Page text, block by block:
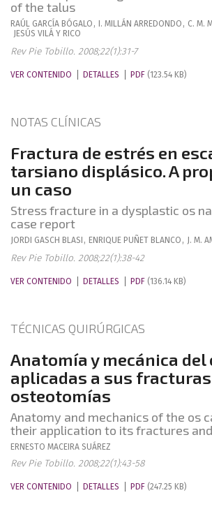
of the talus
RAÚL GARCÍA BÓGALO , I. MILLÁN ARREDONDO , C. M.
JESÚS VILÁ Y RICO
Rev Pie Tobillo. 2008;22(1):31-7
VER CONTENIDO DETALLES PDF (123.54 KB)
NOTAS CLÍNICAS
Fractura de estrés en
tarsiano displásico. A
un caso
Stress fracture in a dysplastic os
case report
JORDI GASCH BLASI , ENRIQUE PUÑET BLANCO , J. M.
Rev Pie Tobillo. 2008;22(1):38-42
VER CONTENIDO DETALLES PDF (136.14 KB)
TÉCNICAS QUIRÚRGICAS
Anatomía y mecánica del
aplicadas a sus
osteotomías
Anatomy and mechanics of the os
their application to its fractures
ERNESTO MACEIRA SUÁREZ
Rev Pie Tobillo. 2008;22(1):43-58
VER CONTENIDO DETALLES PDF (247.25 KB)